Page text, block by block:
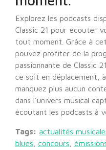
Explorez les podcasts
Classic 21 pour écouter
tout moment. Grâce à
pouvez profiter de la
passionnante de Classic
ce soit en déplacement,
manquez plus aucun
dans l’univers musical
écoutant les podcasts à
Tags: actualités
blues
concours